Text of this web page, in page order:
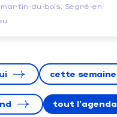
du-bois, Segré-en-
cette semaine
tout l'agenda